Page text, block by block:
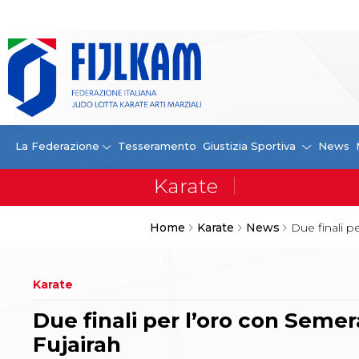
La Federazione Tesseramento Giustizia Sportiva News
Home Karate News Due finali
La Federazione
La FIJLKAM
Organigramma
Storia
Campioni di tutti i tempi
News
Comunicazioni Federali
Tecnici
Tesseramento
Karate
Due finali per l’oro con
Fujairah